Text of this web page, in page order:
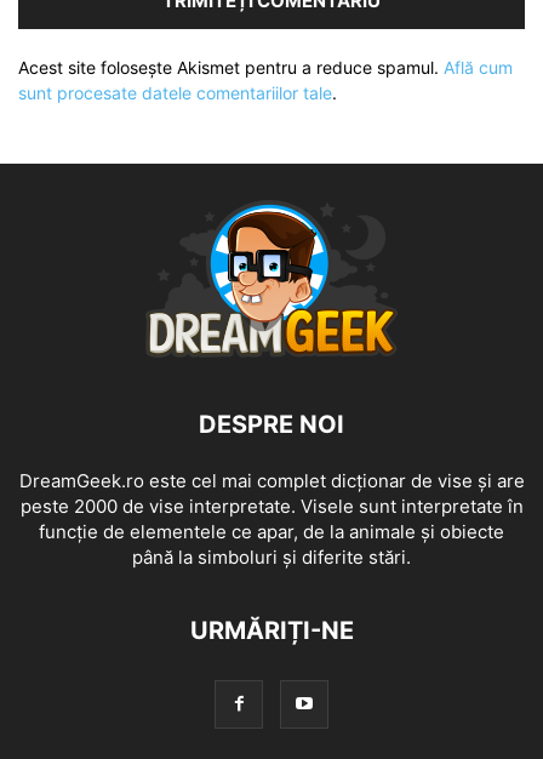
Acest site folosește Akismet pentru a reduce spamul. Află cum
sunt procesate datele comentariilor tale.
DESPRE NOI
DreamGeek.ro este cel mai complet dicționar de vise și are
peste 2000 de vise interpretate. Visele sunt interpretate în
funcție de elementele ce apar, de la animale și obiecte
până la simboluri și diferite stări.
URMĂRIȚI-NE